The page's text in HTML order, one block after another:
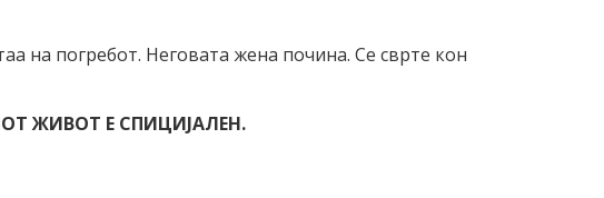
на погребот. Неговата жена почина. Се сврте кон
ЖИВОТ Е СПИЦИЈАЛЕН.